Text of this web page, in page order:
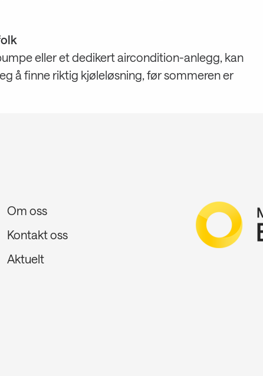
eller et dedikert aircondition-anlegg, kan
å finne riktig kjøleløsning, før sommeren er
Om oss
Kontakt oss
Aktuelt